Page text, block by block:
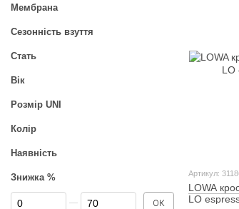
Артикул:
LOWA
LO
Мембрана
Сезонність взуття
Стать
Вік
Розмір UNI
Колір
Наявність
Знижка %
Від Знижка %
До Знижка % ОК